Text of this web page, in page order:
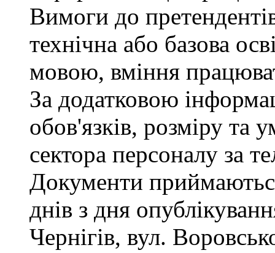
Вимоги до
технічна або базова
мовою, вміння
За додатковою
обов'язків, розміру та
сектора персоналу за
Документи
днів з дня
Чернігів, вул.